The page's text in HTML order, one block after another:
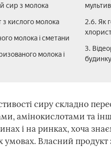
сир з молока
кислого молока
молока і сметани
молока і
2.6. Як
3.
будинку
сиру складно
амінокислотами
і на ринках, хоча
умовах. Власний